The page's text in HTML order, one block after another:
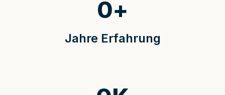
Jahre Erfahrung
0+